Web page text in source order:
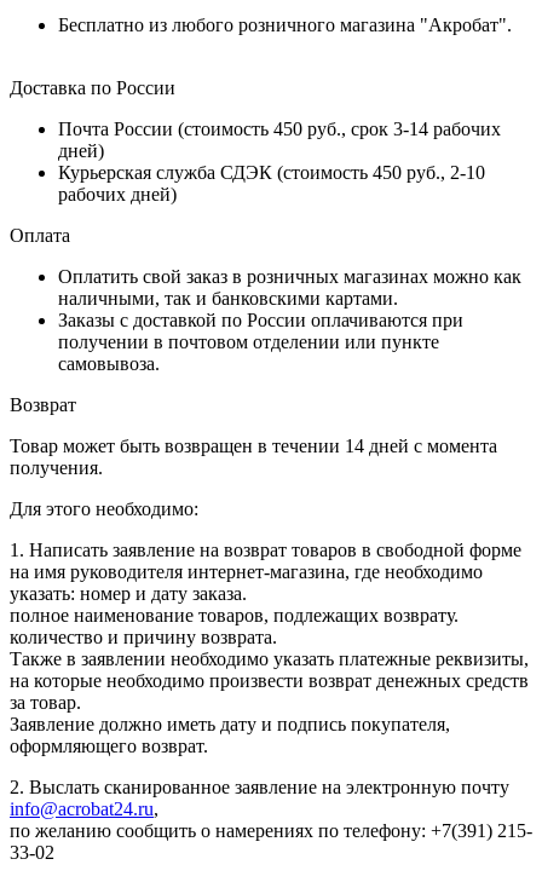
Бесплатно из любого розничного магазина "Акробат".
Доставка по России
Почта России (стоимость 450 руб., срок 3-14 рабочих
дней)
Курьерская служба СДЭК (стоимость 450 руб., 2-10
рабочих дней)
Оплата
Оплатить свой заказ в розничных магазинах можно как
наличными, так и банковскими картами.
Заказы с доставкой по России оплачиваются при
получении в почтовом отделении или пункте
самовывоза.
Возврат
Товар может быть возвращен в течении 14 дней с момента
получения.
Для этого необходимо:
1. Написать заявление на возврат товаров в свободной форме
на имя руководителя интернет-магазина, где необходимо
указать: номер и дату заказа.
полное наименование товаров, подлежащих возврату.
количество и причину возврата.
Также в заявлении необходимо указать платежные реквизиты,
на которые необходимо произвести возврат денежных средств
за товар.
Заявление должно иметь дату и подпись покупателя,
оформляющего возврат.
2. Выслать сканированное заявление на электронную почту
info@acrobat24.ru,
по желанию сообщить о намерениях по телефону: +7(391) 215-
33-02